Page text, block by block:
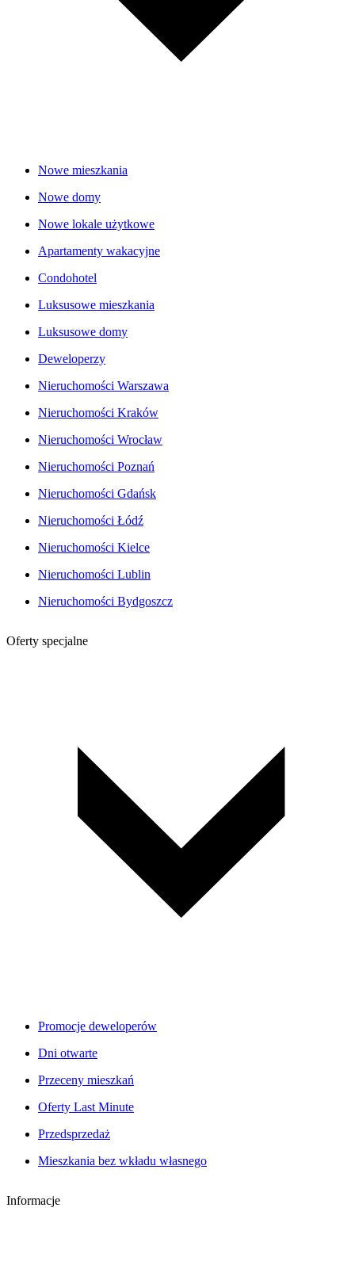
Nowe mieszkania
Nowe domy
Nowe lokale użytkowe
Apartamenty wakacyjne
Condohotel
Luksusowe mieszkania
Luksusowe domy
Deweloperzy
Nieruchomości Warszawa
Nieruchomości Kraków
Nieruchomości Wrocław
Nieruchomości Poznań
Nieruchomości Gdańsk
Nieruchomości Łódź
Nieruchomości Kielce
Nieruchomości Lublin
Nieruchomości Bydgoszcz
Oferty specjalne
Promocje deweloperów
Dni otwarte
Przeceny mieszkań
Oferty Last Minute
Przedsprzedaż
Mieszkania bez wkładu własnego
Informacje